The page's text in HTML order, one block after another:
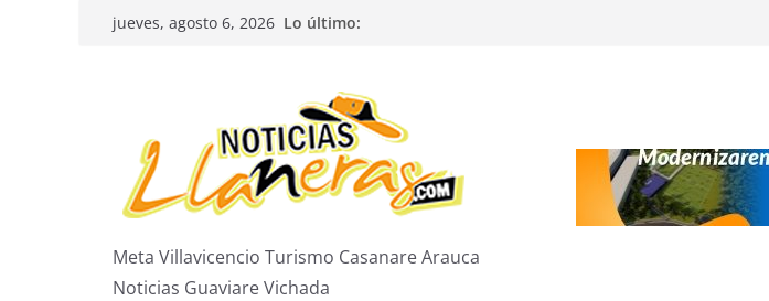
Saltarjueves, agosto 6, 2026 Lo último:
Meta Villavicencio Turismo Casanare Arauca
Noticias Guaviare Vichada